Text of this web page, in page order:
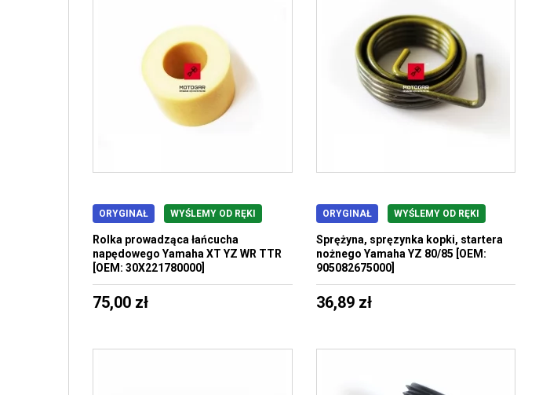
ORYGINAŁ WYŚLEMY OD RĘKI
Rolka prowadząca łańcucha
napędowego Yamaha XT YZ WR TTR
[OEM: 30X221780000]
75,00 zł
ORYGINAŁ WYŚLEMY OD RĘKI
Sprężyna, spręzynka kopki, startera
nożnego Yamaha YZ 80/85 [OEM:
905082675000]
36,89 zł